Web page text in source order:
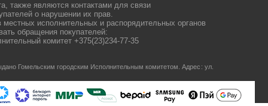
также являются контактами для связи
о нарушении их прав.
исполнительных и распорядительных органов
обращения покупателей:
комитет +375(23)234-77-35
Гомельским городским Исполнительным комитетом.Адрес: ул.